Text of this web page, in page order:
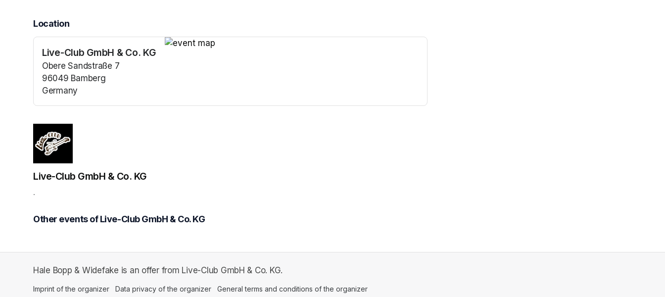
Location
Live-Club GmbH & Co. KG
Obere Sandstraße 7
96049 Bamberg
Germany
Live-Club GmbH & Co. KG
.
Other events of Live-Club GmbH & Co. KG
Hale Bopp & Widefake is an offer from Live-Club GmbH & Co. KG.
Imprint of the organizer (opens in a new tab)
Data privacy of the organizer (opens in a new tab)
General terms and conditions of the organizer